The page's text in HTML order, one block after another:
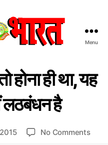
Menu
होना ही था, यह
लठबंधन है
No Commentso